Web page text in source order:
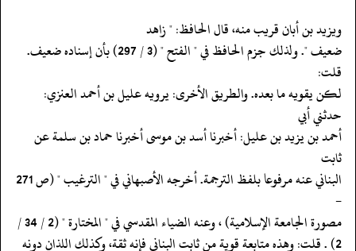
‏‏‏‏ويزيد بن أبان قريب منه، قال الحافظ: " زاهد
‏‏‏‏ضعيف ". ولذلك جزم الحافظ في " الفتح " (3 / 297) بأن إسناده ضعيف.
قلت:
‏‏‏‏لكن يقويه ما بعده. والطريق الأخرى: يرويه عليل بن أحمد العنزي:
حدثني أبي
‏‏‏‏أحمد بن يزيد بن عليل: أخبرنا أسد بن موسى أخبرنا حماد بن سلمة عن
ثابت
‏‏‏‏البناني عنه مرفوعا بلفظ الترجمة. أخرجه الأصبهاني في " الترغيب " (ص 271
-
‏‏‏‏مصورة الجامعة الإسلامية) ، وعنه الضياء المقدسي في " المختارة " (2 / 34 /